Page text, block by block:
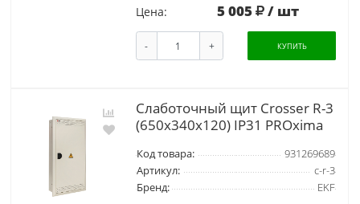
Цена: 5 005 / шт
- + КУПИТЬ
Слаботочный щит Crosser R-3
(650х340х120) IP31 PROxima
Код товара:
931269689
Артикул:
c-r-3
Бренд:
EKF